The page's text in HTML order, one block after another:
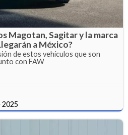
Magotan, Sagitar y la marca
a México?
de estos vehículos que son
con FAW
2025